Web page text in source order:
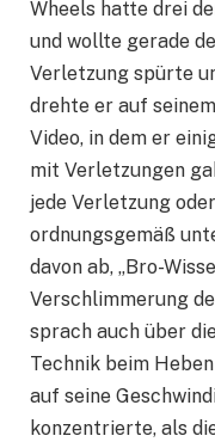
Wheels hatte drei
und wollte gerade
Verletzung spürte
drehte er auf
Video, in dem er
mit Verletzungen
jede Verletzung
ordnungsgemäß
davon ab, „Bro-
Verschlimmerung
sprach auch über
Technik beim
auf seine
konzentrierte, als